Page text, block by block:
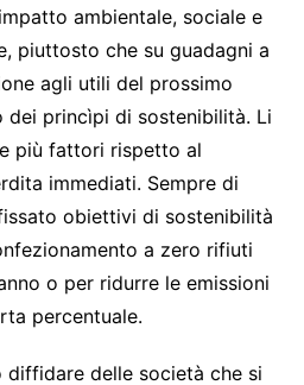
ambientale, sociale e
piuttosto che su guadagni a
agli utili del prossimo
dei princìpi di sostenibilità. Li
più fattori rispetto al
immediati. Sempre di
obiettivi di sostenibilità
a zero rifiuti
o per ridurre le emissioni
percentuale.
delle società che si